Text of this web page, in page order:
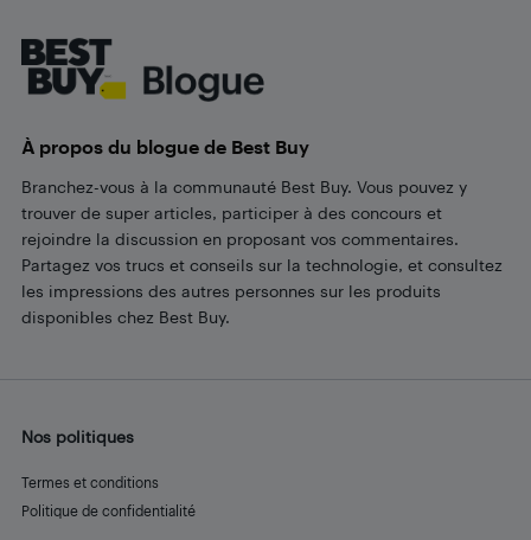
À propos du blogue de Best Buy
Branchez-vous à la communauté Best Buy. Vous pouvez y
trouver de super articles, participer à des concours et
rejoindre la discussion en proposant vos commentaires.
Partagez vos trucs et conseils sur la technologie, et consultez
les impressions des autres personnes sur les produits
disponibles chez Best Buy.
Nos politiques
Termes et conditions
Politique de confidentialité